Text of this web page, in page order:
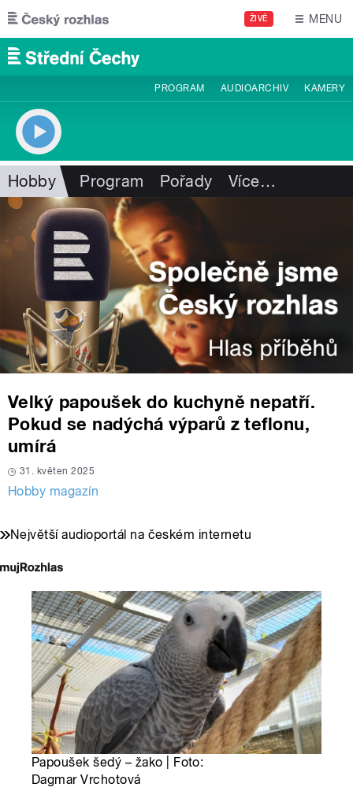
Přejít k hlavnímu obsahu
ŽIVĚ MENU
PROGRAM AUDIOARCHIV KAMERY
Hobby Program Pořady Více…
Velký papoušek do kuchyně nepatří.
Pokud se nadýchá výparů z teflonu,
umírá
31. květen 2025
Hobby magazín
Největší audioportál na českém internetu
Papoušek šedý – žako | Foto:
Dagmar Vrchotová